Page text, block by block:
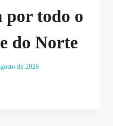
por todo o
do Norte
de 2026